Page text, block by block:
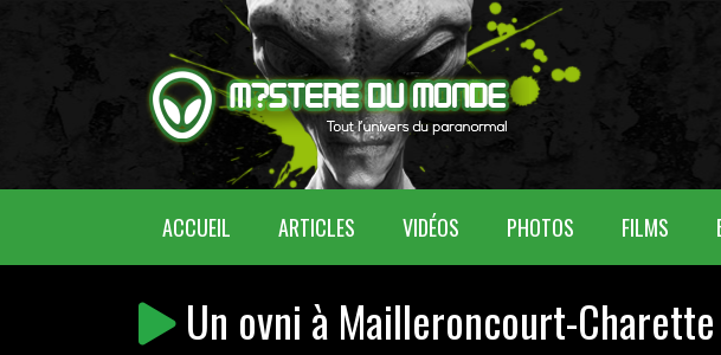
ACCUEIL (CURRENT)ARTICLES VIDÉOS PHOTOS FILMS
Un ovni à Mailleroncourt-